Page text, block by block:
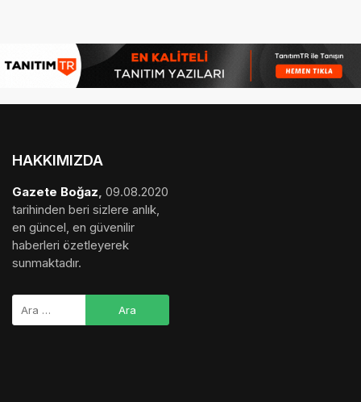
HAKKIMIZDA
Gazete Boğaz, 09.08.2020
tarihinden beri sizlere anlık,
en güncel, en güvenilir
haberleri özetleyerek
sunmaktadır.